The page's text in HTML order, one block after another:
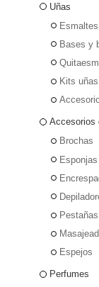
Uñas
Esmaltes
Bases y
Kits uñas
Accesorios
Brochas
Espejos
Perfumes